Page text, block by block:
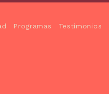
Programas Testimonios